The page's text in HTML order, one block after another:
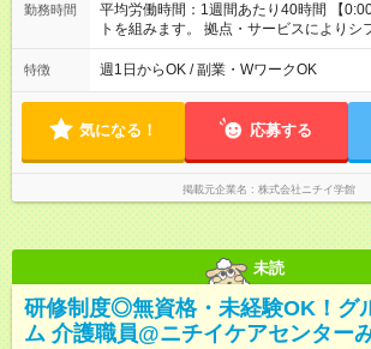
勤務時間
平均労働時間：1週間あたり40時間 【
トを組みます。 拠点・サービスによりシ
ります。 ＜シフト例＞ 早番：7:30～16:30 日勤：9:00～18:00
遅番：10:30～19:30 夜勤：16:30～翌9:30 ※上記は一例です。
たり40時間 【0:00～24:00】の間でシフ
サービスによりシフト・勤務時間は異なります。 ＜
早番：7:30～16:30 日勤：9:00～18:00
勤：16:30～翌9:30 ※上記は一例です。 ※勤務日数や時間帯はご
相談ください。
特徴 週1日からOK / 副業・WワークOK
気になる！ 応募する
掲載元企業名 株式会社ニチイ学館
未読
研修制度◎無資格・未経験OK！グ
ム 介護職員@ニチイケアセンター